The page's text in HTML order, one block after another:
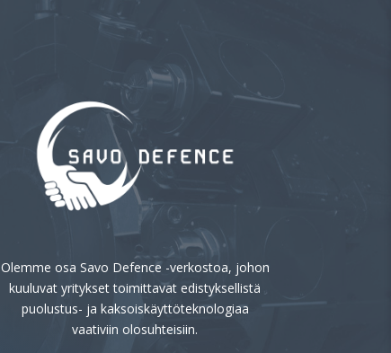
Olemme osa Savo Defence -verkostoa, johon
kuuluvat yritykset toimittavat edistyksellistä
puolustus- ja kaksoiskäyttöteknologiaa
vaativiin olosuhteisiin.